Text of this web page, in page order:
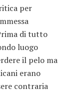
per
di tutto
luogo
il pelo ma
erano
contraria